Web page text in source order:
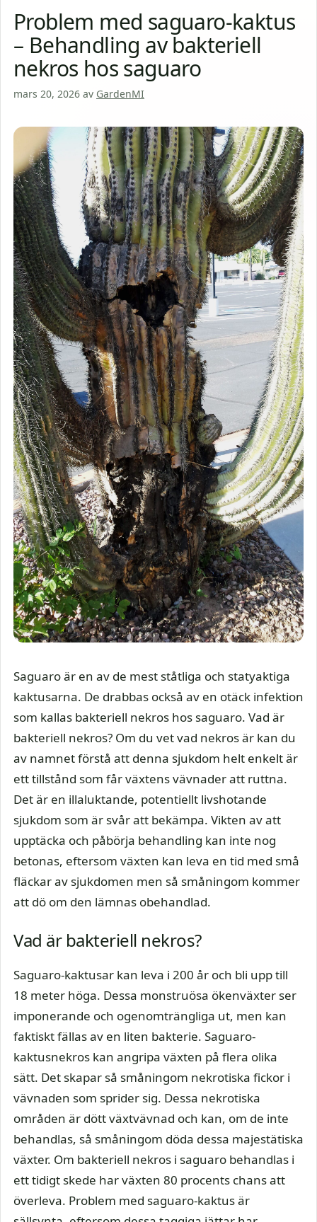
Problem med saguaro-kaktus
– Behandling av bakteriell
nekros hos saguaro
mars 20, 2026 av GardenMI
Saguaro är en av de mest ståtliga och statyaktiga
kaktusarna. De drabbas också av en otäck infektion
som kallas bakteriell nekros hos saguaro. Vad är
bakteriell nekros? Om du vet vad nekros är kan du
av namnet förstå att denna sjukdom helt enkelt är
ett tillstånd som får växtens vävnader att ruttna.
Det är en illaluktande, potentiellt livshotande
sjukdom som är svår att bekämpa. Vikten av att
upptäcka och påbörja behandling kan inte nog
betonas, eftersom växten kan leva en tid med små
fläckar av sjukdomen men så småningom kommer
att dö om den lämnas obehandlad.
Vad är bakteriell nekros?
Saguaro-kaktusar kan leva i 200 år och bli upp till
18 meter höga. Dessa monstruösa ökenväxter ser
imponerande och ogenomträngliga ut, men kan
faktiskt fällas av en liten bakterie. Saguaro-
kaktusnekros kan angripa växten på flera olika
sätt. Det skapar så småningom nekrotiska fickor i
vävnaden som sprider sig. Dessa nekrotiska
områden är dött växtvävnad och kan, om de inte
behandlas, så småningom döda dessa majestätiska
växter. Om bakteriell nekros i saguaro behandlas i
ett tidigt skede har växten 80 procents chans att
överleva. Problem med saguaro-kaktus är